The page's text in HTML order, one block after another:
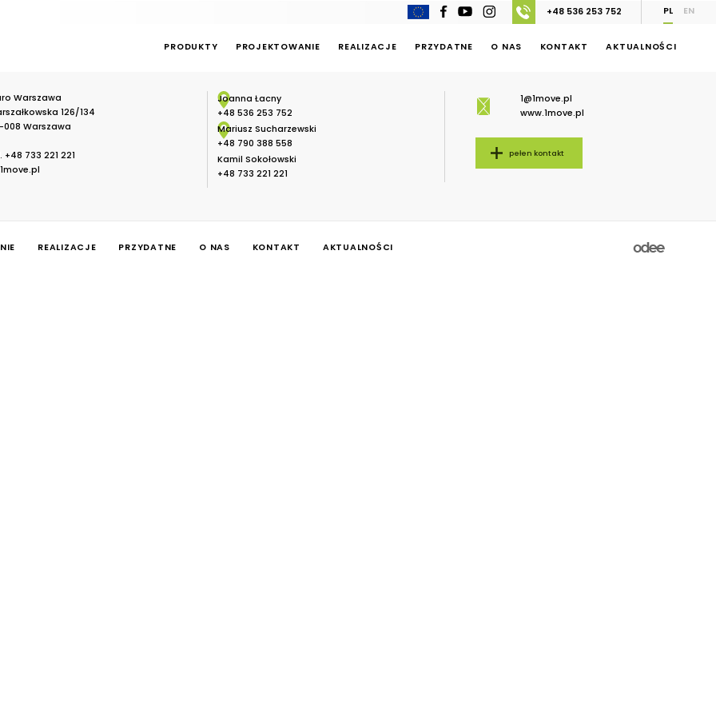
+48 536 253 752 PL EN
PRODUKTY PROJEKTOWANIE REALIZACJE PRZYDATNE O NAS KONTAKT AKTUALNOŚCI
Warszawa
126/134
008 Warszawa
+48 733 221 221
Joanna Łacny
+48 536 253 752
Mariusz Sucharzewski
+48 790 388 558
Kamil Sokołowski
+48 733 221 221
1@1move.pl
www.1move.pl
pełen kontakt
REALIZACJE PRZYDATNE O NAS KONTAKT AKTUALNOŚCI